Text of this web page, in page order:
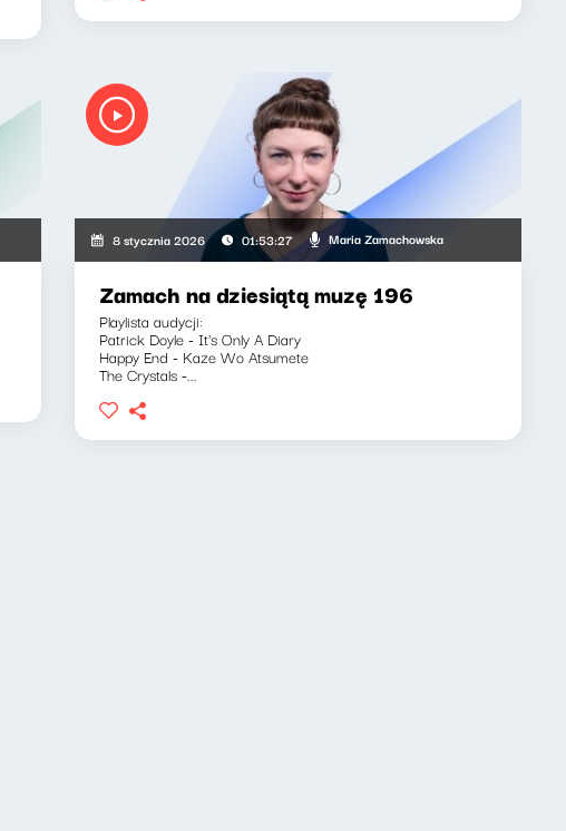
8 stycznia 2026 01:53:27 Maria Zamachowska
Zamach na dziesiątą muzę 196
Playlista audycji:
Patrick Doyle - It's Only A Diary
Happy End - Kaze Wo Atsumete
The Crystals -...